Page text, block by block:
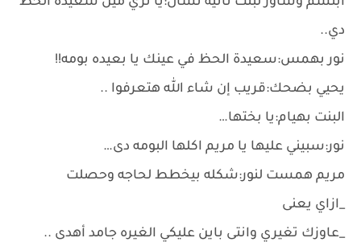
دي..
نور بهمس:سعيدة الحظ في عينك يا بعيده بومه!!
يحيي بضحك:قريب إن شاء الله هتعرفوا ..
البنت بهيام:يا بختها…
نور:سبيني عليها يا مريم اكلها البومه دى…
مريم همست لنور:شكله بيخطط لحاجه وحصلت
_ازاي يعنى
_عاوزك تغيري وانتى باين عليكي الغيره جامد أهدى ..